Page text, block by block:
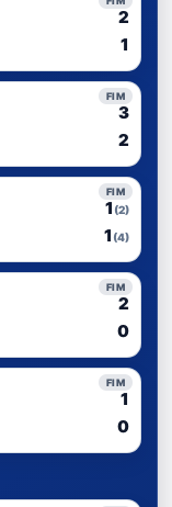
2
1
FIM
3
2
FIM
1 (2)
1 (4)
FIM
2
0
FIM
1
0